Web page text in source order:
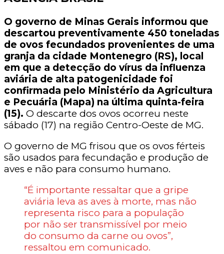
O governo de Minas Gerais informou que
descartou preventivamente 450 toneladas
de ovos fecundados provenientes de uma
granja da cidade Montenegro (RS), local
em que a detecção do vírus da influenza
aviária de alta patogenicidade foi
confirmada pelo Ministério da Agricultura
e Pecuária (Mapa) na última quinta-feira
(15). O descarte dos ovos ocorreu neste
sábado (17) na região Centro-Oeste de MG.
O governo de MG frisou que os ovos férteis
são usados para fecundação e produção de
aves e não para consumo humano.
“É importante ressaltar que a gripe
aviária leva as aves à morte, mas não
representa risco para a população
por não ser transmissível por meio
do consumo da carne ou ovos”,
ressaltou em comunicado.